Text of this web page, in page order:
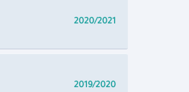
2020/2021
2019/2020